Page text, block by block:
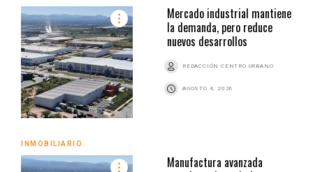
Mercado industrial mantiene
la demanda, pero reduce
nuevos desarrollos
REDACCIÓN CENTRO URBANO
AGOSTO 4, 2026
INMOBILIARIO
Manufactura avanzada